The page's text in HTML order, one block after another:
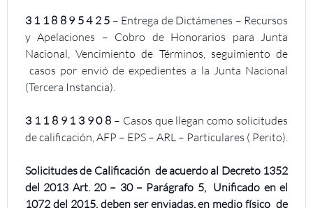
3 1 1 8 8 9 5 4 2 5 – Entrega de Dictámenes – Recursos
y Apelaciones – Cobro de Honorarios para Junta
Nacional, Vencimiento de Términos, seguimiento de
casos por envió de expedientes a la Junta Nacional
(Tercera Instancia).
3 1 1 8 9 1 3 9 0 8 – Casos que llegan como solicitudes
de calificación, AFP – EPS – ARL – Particulares ( Perito).
Solicitudes de Calificación de acuerdo al Decreto 1352
del 2013 Art. 20 – 30 – Parágrafo 5, Unificado en el
1072 del 2015, deben ser enviadas, en medio físico de